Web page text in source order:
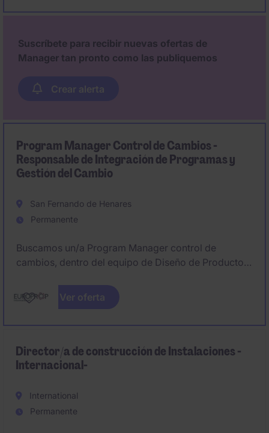
Suscríbete para recibir nuevas ofertas de
Manager tan pronto como las publiquemos
Crear alerta
Program Manager Control de Cambios -
Responsable de Integración de Programas y
Gestión del Cambio
San Fernando de Henares
Permanente
Buscamos un/a Program Manager control de
cambios, dentro del equipo de Diseño de Producto,
integración de todos los proyectos relacionados con
cambios de diseño del motor TP400. Este puesto
externos.
Ver oferta
Director/a de construcción de Instalaciones -
Internacional-
International
Permanente